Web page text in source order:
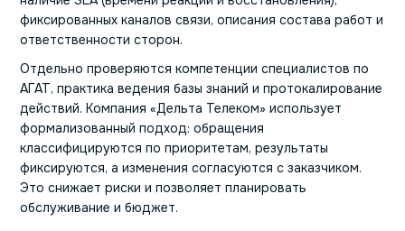
фиксированных каналов связи, описания состава работ и
ответственности сторон.
Отдельно проверяются компетенции специалистов по
АГАТ, практика ведения базы знаний и протокалирование
действий. Компания «Дельта Телеком» использует
формализованный подход: обращения
классифицируются по приоритетам, результаты
фиксируются, а изменения согласуются с заказчиком.
Это снижает риски и позволяет планировать
обслуживание и бюджет.